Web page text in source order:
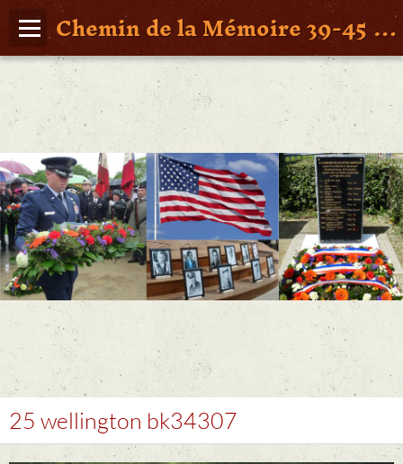
Chemin de la Mémoire 39-45 en Pays de Retz
Page d'accueil
Agenda
Album Photos
Vidéos
Poche St Nazaire
Contact
FAITS DE GUERRE
Figures Marquantes
25 wellington bk34307